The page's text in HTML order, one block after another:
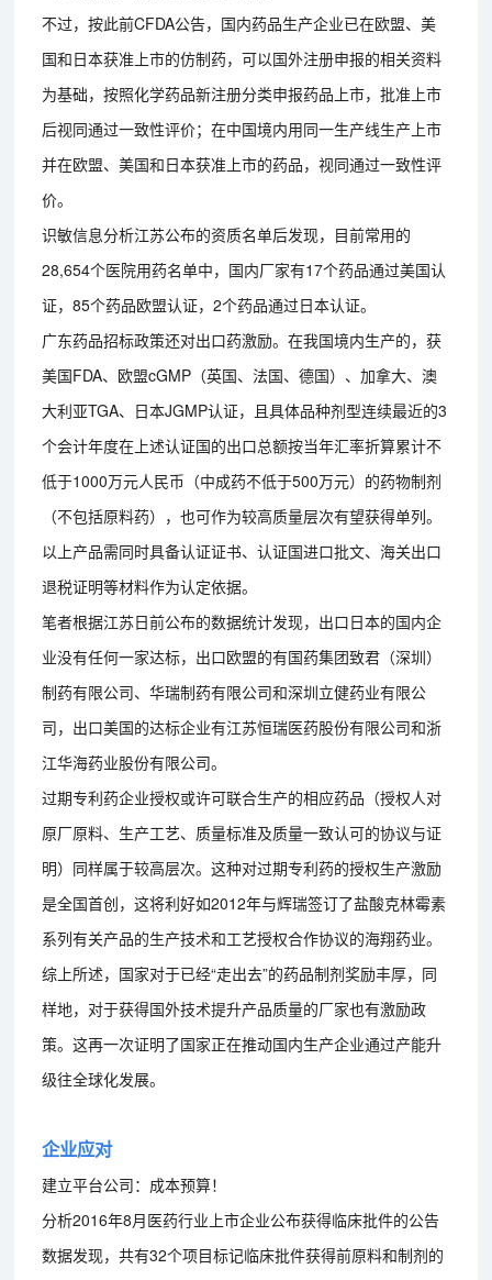
不过，按此前CFDA公告，国内药品生产企业已在欧盟、美
国和日本获准上市的仿制药，可以国外注册申报的相关资料
为基础，按照化学药品新注册分类申报药品上市，批准上市
后视同通过一致性评价；在中国境内用同一生产线生产上市
并在欧盟、美国和日本获准上市的药品，视同通过一致性评
价。
识敏信息分析江苏公布的资质名单后发现，目前常用的
28,654个医院用药名单中，国内厂家有17个药品通过美国认
证，85个药品欧盟认证，2个药品通过日本认证。
广东药品招标政策还对出口药激励。在我国境内生产的，获
美国FDA、欧盟cGMP（英国、法国、德国）、加拿大、澳
大利亚TGA、日本JGMP认证，且具体品种剂型连续最近的3
个会计年度在上述认证国的出口总额按当年汇率折算累计不
低于1000万元人民币（中成药不低于500万元）的药物制剂
（不包括原料药），也可作为较高质量层次有望获得单列。
以上产品需同时具备认证证书、认证国进口批文、海关出口
退税证明等材料作为认定依据。
笔者根据江苏日前公布的数据统计发现，出口日本的国内企
业没有任何一家达标，出口欧盟的有国药集团致君（深圳）
制药有限公司、华瑞制药有限公司和深圳立健药业有限公
司，出口美国的达标企业有江苏恒瑞医药股份有限公司和浙
江华海药业股份有限公司。
过期专利药企业授权或许可联合生产的相应药品（授权人对
原厂原料、生产工艺、质量标准及质量一致认可的协议与证
明）同样属于较高层次。这种对过期专利药的授权生产激励
是全国首创，这将利好如2012年与辉瑞签订了盐酸克林霉素
系列有关产品的生产技术和工艺授权合作协议的海翔药业。
综上所述，国家对于已经“走出去”的药品制剂奖励丰厚，同
样地，对于获得国外技术提升产品质量的厂家也有激励政
策。这再一次证明了国家正在推动国内生产企业通过产能升
级往全球化发展。
企业应对
建立平台公司：成本预算！
分析2016年8月医药行业上市企业公布获得临床批件的公告
数据发现，共有32个项目标记临床批件获得前原料和制剂的